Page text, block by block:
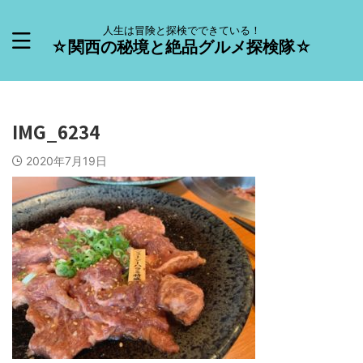
人生は冒険と探検でできている！
☆関西の秘境と絶品グルメ探検隊☆
IMG_6234
2020年7月19日